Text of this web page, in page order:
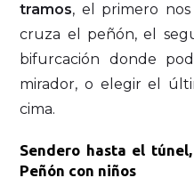
tramos, el primero
cruza el peñón, el
bifurcación donde
mirador, o elegir el
cima.
Sendero hasta el
Peñón con niños